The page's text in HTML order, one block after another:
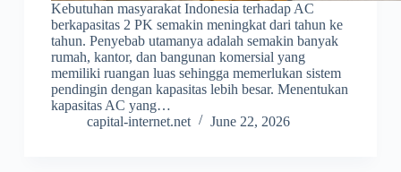
Kebutuhan masyarakat Indonesia terhadap AC
berkapasitas 2 PK semakin meningkat dari tahun ke
tahun. Penyebab utamanya adalah semakin banyak
rumah, kantor, dan bangunan komersial yang
memiliki ruangan luas sehingga memerlukan sistem
pendingin dengan kapasitas lebih besar. Menentukan
kapasitas AC yang…
capital-internet.net
June 22, 2026